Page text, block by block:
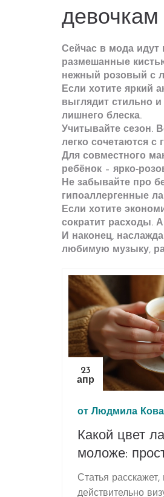
девочкам
Сейчас в мода идут
размешанные
нежный розовый с
Если хотите яркий
выглядит стильно
лишнего блеска.
Учитывайте сезон.
легко сочетаются
Для совместного
ребёнок –
Не забывайте про
гипоаллергенные
Если хотите
сократит расходы.
И наконец,
любимую музыку,
23
апр
от Людмила
Какой цвет
моложе:
стильной
Статья расскажет,
действительно